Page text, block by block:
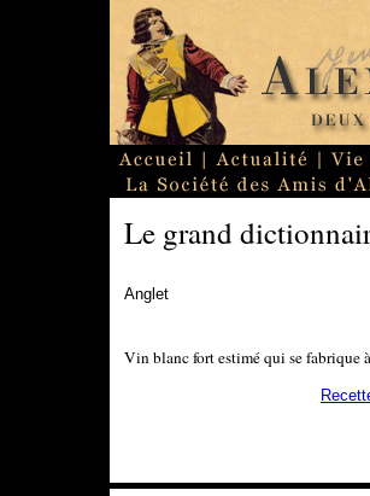
Le grand
Anglet
Vin blanc fort estimé qui se fabrique